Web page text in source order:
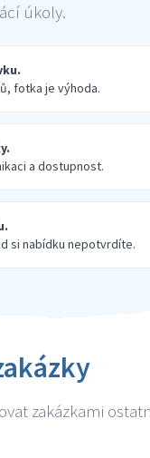
úkoly.
fotka je výhoda.
a dostupnost.
si nabídku nepotvrdíte.
zakázkami